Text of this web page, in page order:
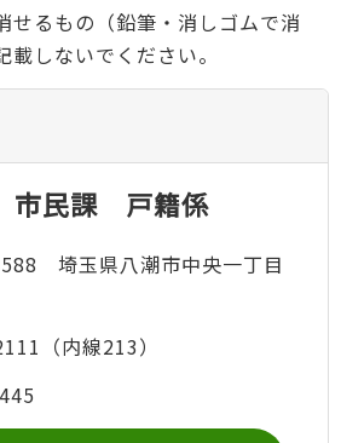
せるもの（鉛筆・消しゴムで消
しないでください。
市民課 戸籍係
埼玉県八潮市中央一丁目
（内線213）